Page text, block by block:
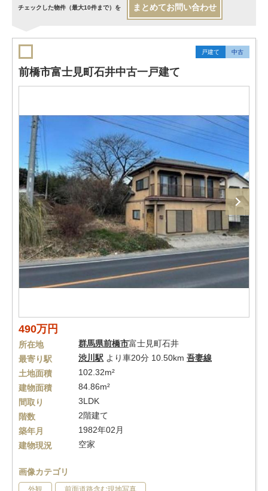
チェックした物件（最大10件まで）を まとめてお問い合わせ
戸建て 中古
前橋市富士見町石井中古一戸建て
490万円
所在地 群馬県前橋市富士見町石井
最寄り駅
渋川駅 より車20分 10.50km 吾妻線
土地面積
102.32m²
建物面積
84.86m²
間取り
3LDK
階数
2階建て
築年月
1982年02月
建物現況
空家
画像カテゴリ
外観 前面道路含む現地写真